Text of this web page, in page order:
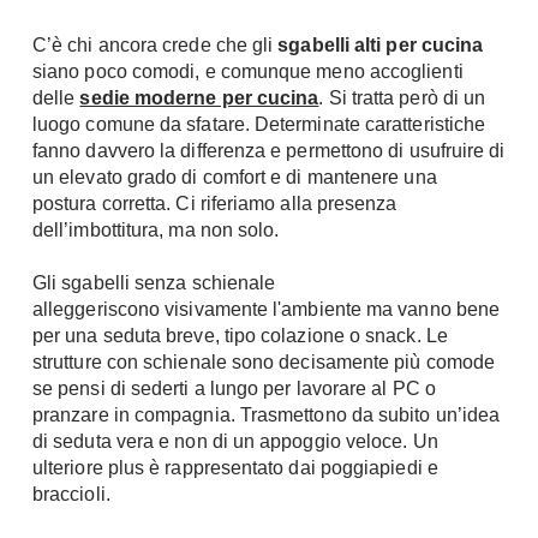
Giardino
Arredo giardino
Tende da sole
Gazebo
Il fai da te in bagno
Casa fai da te
Bricolage
C’è chi ancora crede che glisgabelli alti per cucina
siano poco comodi, e comunque meno accoglienti
dellesedie moderne per cucina. Si tratta però di un
luogo comune da sfatare. Determinate caratteristiche
fanno davvero la differenza e permettono di usufruire di
un elevato grado di comfort e di mantenere una
postura corretta. Ci riferiamo alla presenza
dell’imbottitura, ma non solo.
Gli sgabelli senza schienale
alleggeriscono visivamente l'ambiente ma vanno bene
per una seduta breve, tipo colazione o snack. Le
strutture con schienale sono decisamente più comode
se pensi di sederti a lungo per lavorare al PC o
pranzare in compagnia. Trasmettono da subito un’idea
di seduta vera e non di un appoggio veloce. Un
ulteriore plus è rappresentato dai poggiapiedi e
braccioli.